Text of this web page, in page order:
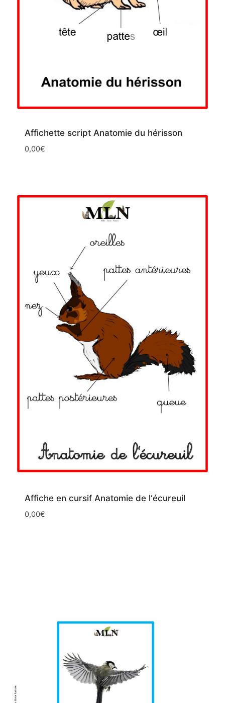
Affichette script Anatomie du hérisson
0,00€
Affiche en cursif Anatomie de l‘écureuil
0,00€